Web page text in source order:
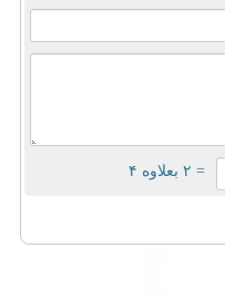
= ۲ بعلاوه ۴